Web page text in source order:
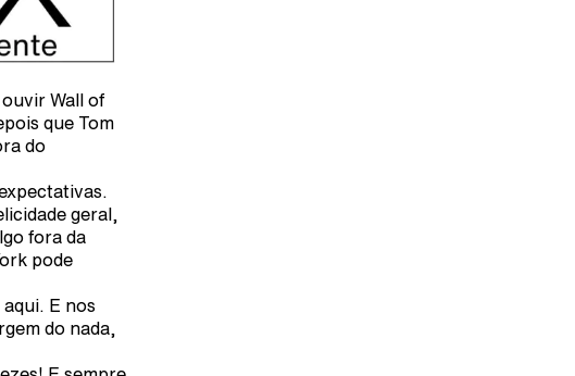
Wall of
que Tom
do
geral,
fora da
pode
E nos
do nada,